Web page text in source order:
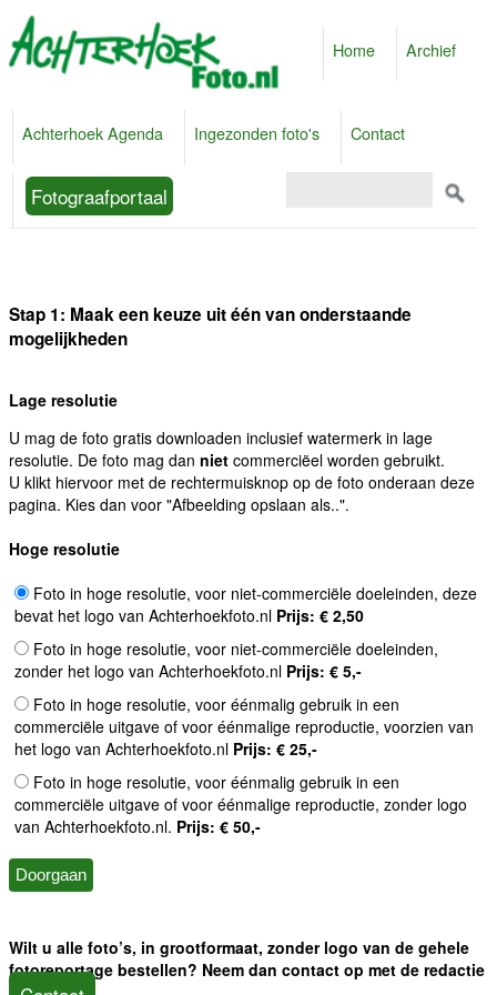
Home Archief
Achterhoek Agenda Ingezonden foto's Contact
Fotograafportaal
Stap 1: Maak een keuze uit één van onderstaande
mogelijkheden
Lage resolutie
U mag de foto gratis downloaden inclusief watermerk in lage
resolutie. De foto mag dan niet commerciëel worden gebruikt.
U klikt hiervoor met de rechtermuisknop op de foto onderaan deze
pagina. Kies dan voor "Afbeelding opslaan als..".
Hoge resolutie
Foto in hoge resolutie, voor niet-commerciële doeleinden, deze
bevat het logo van Achterhoekfoto.nl Prijs: € 2,50
Foto in hoge resolutie, voor niet-commerciële doeleinden,
zonder het logo van Achterhoekfoto.nl Prijs: € 5,-
Foto in hoge resolutie, voor éénmalig gebruik in een
commerciële uitgave of voor éénmalige reproductie, voorzien van
het logo van Achterhoekfoto.nl Prijs: € 25,-
Foto in hoge resolutie, voor éénmalig gebruik in een
commerciële uitgave of voor éénmalige reproductie, zonder logo
van Achterhoekfoto.nl. Prijs: € 50,-
Wilt u alle foto’s, in grootformaat, zonder logo van de gehele
fotoreportage bestellen? Neem dan contact op met de redactie